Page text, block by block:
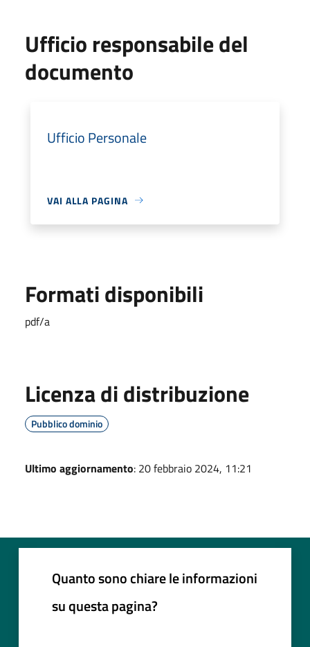
Ufficio responsabile del
documento
Ufficio Personale
VAI ALLA PAGINA
Formati disponibili
pdf/a
Licenza di distribuzione
Pubblico dominio
Ultimo aggiornamento: 20 febbraio 2024, 11:21
Quanto sono chiare le informazioni
su questa pagina?